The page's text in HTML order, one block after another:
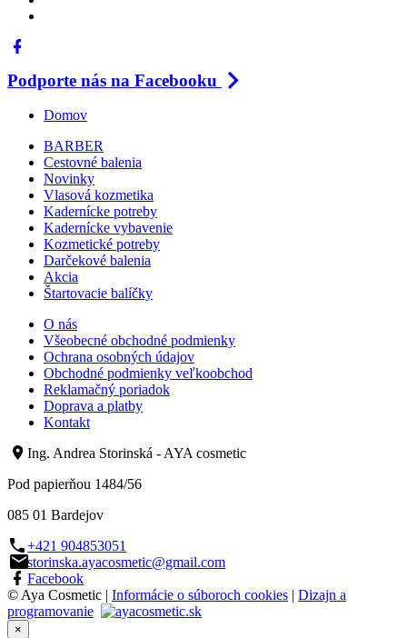
Podporte nás na Facebooku
Domov
BARBER
Cestovné balenia
Novinky
Vlasová kozmetika
Kadernícke potreby
Kadernícke vybavenie
Kozmetické potreby
Darčekové balenia
Akcia
Štartovacie balíčky
O nás
Všeobecné obchodné podmienky
Ochrana osobných údajov
Obchodné podmienky veľkoobchod
Reklamačný poriadok
Doprava a platby
Kontakt
Ing. Andrea Storinská - AYA cosmetic
Pod papierňou 1484/56
085 01 Bardejov
+421 904853051
storinska.ayacosmetic@gmail.com
Facebook
© Aya Cosmetic | Informácie o súboroch cookies | Dizajn a
programovanie
×